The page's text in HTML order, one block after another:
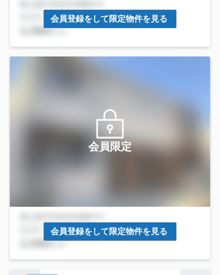
会員登録をして限定物件を見る
会員限定
会員登録をして限定物件を見る